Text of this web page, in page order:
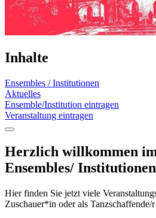
Inhalte
Ensembles / Institutionen
Aktuelles
Ensemble/Institution eintragen
Veranstaltung eintragen
Herzlich willkommen
Ensembles/ Institutionen
Hier finden Sie jetzt viele
Zuschauer*in oder als Tanzschaffende/